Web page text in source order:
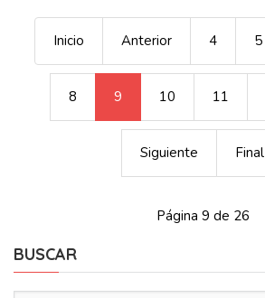
Inicio Anterior 4 5
8 9 10 11
Siguiente Final
Página 9 de 26
BUSCAR